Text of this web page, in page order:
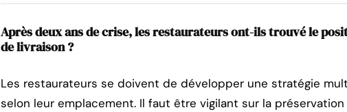
Après deux ans de crise, les restaurateurs ont-ils trouvé le
de livraison ?
Les restaurateurs se doivent de développer une stratégie
selon leur emplacement. Il faut être vigilant sur la